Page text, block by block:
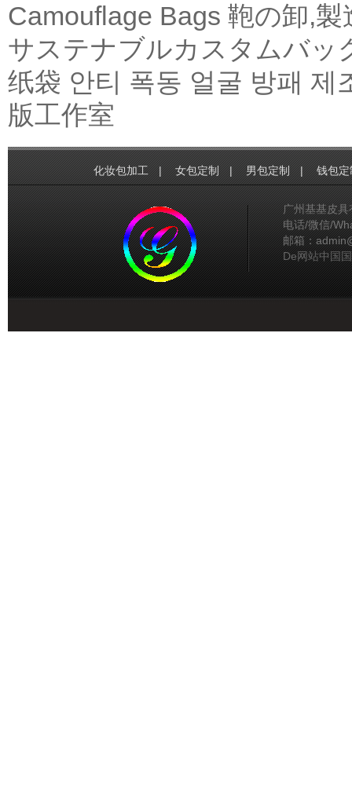
Camouflage Bags 鞄の卸,製
サステナブルカスタムバッ
纸袋 안티 폭동 얼굴 방패 제
版工作室
化妆包加工 | 女包定制 | 男包定制 | 钱包定
广州基基皮
电话/微信/
邮箱：
De网站中国